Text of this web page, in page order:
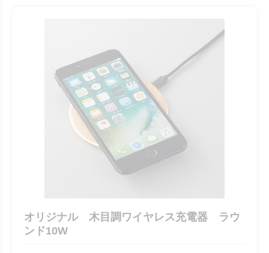
オリジナル 木目調ワイヤレス充電器 ラウ
ンド10W